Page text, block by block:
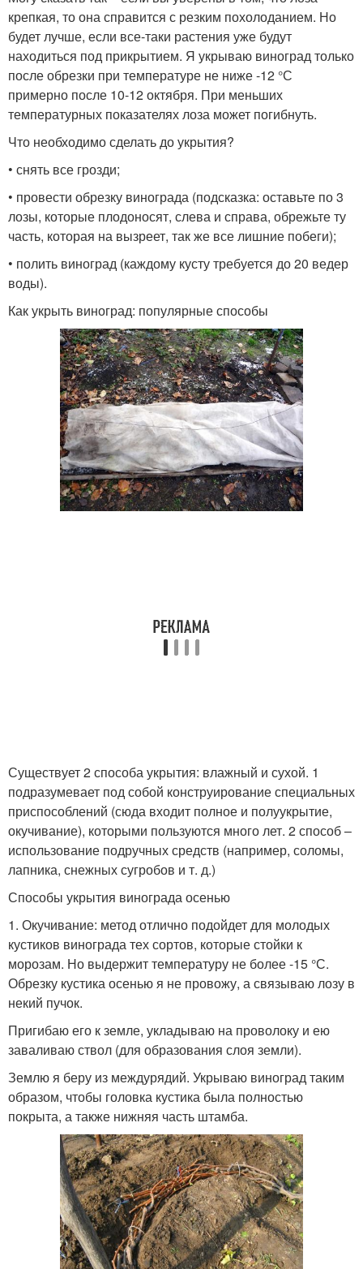
крепкая, то она справится с резким похолоданием. Но
будет лучше, если все-таки растения уже будут
находиться под прикрытием. Я укрываю виноград только
после обрезки при температуре не ниже -12 °С
примерно после 10-12 октября. При меньших
температурных показателях лоза может погибнуть.
Что необходимо сделать до укрытия?
• снять все грозди;
• провести обрезку винограда (подсказка: оставьте по 3
лозы, которые плодоносят, слева и справа, обрежьте ту
часть, которая на вызреет, так же все лишние побеги);
• полить виноград (каждому кусту требуется до 20 ведер
воды).
Как укрыть виноград: популярные способы
Существует 2 способа укрытия: влажный и сухой. 1
подразумевает под собой конструирование специальных
приспособлений (сюда входит полное и полуукрытие,
окучивание), которыми пользуются много лет. 2 способ –
использование подручных средств (например, соломы,
лапника, снежных сугробов и т. д.)
Способы укрытия винограда осенью
1. Окучивание: метод отлично подойдет для молодых
кустиков винограда тех сортов, которые стойки к
морозам. Но выдержит температуру не более -15 °С.
Обрезку кустика осенью я не провожу, а связываю лозу в
некий пучок.
Пригибаю его к земле, укладываю на проволоку и ею
заваливаю ствол (для образования слоя земли).
Землю я беру из междурядий. Укрываю виноград таким
образом, чтобы головка кустика была полностью
покрыта, а также нижняя часть штамба.